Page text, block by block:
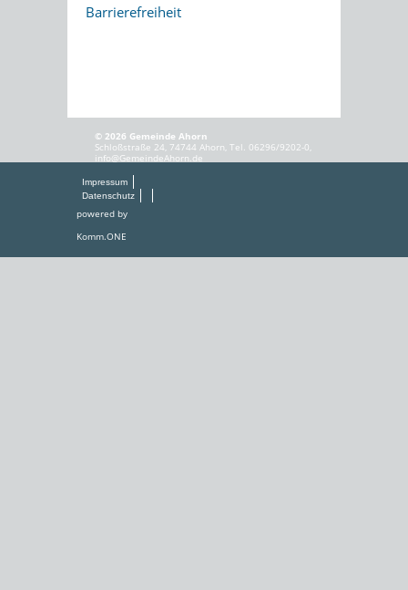
Barrierefreiheit
© 2026 Gemeinde Ahorn
Schloßstraße 24, 74744 Ahorn, Tel. 06296/9202-0,
info@GemeindeAhorn.de
Impressum
Datenschutz
powered by
Komm.ONE